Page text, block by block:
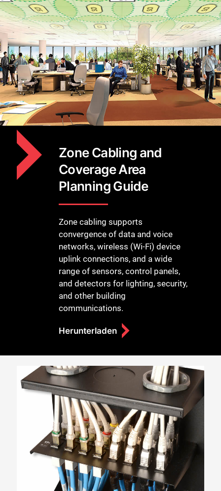
Zone Cabling and
Coverage Area
Planning Guide
Zone cabling supports
convergence of data and voice
networks, wireless (Wi-Fi) device
uplink connections, and a wide
range of sensors, control panels,
and detectors for lighting, security,
and other building
communications.
Herunterladen